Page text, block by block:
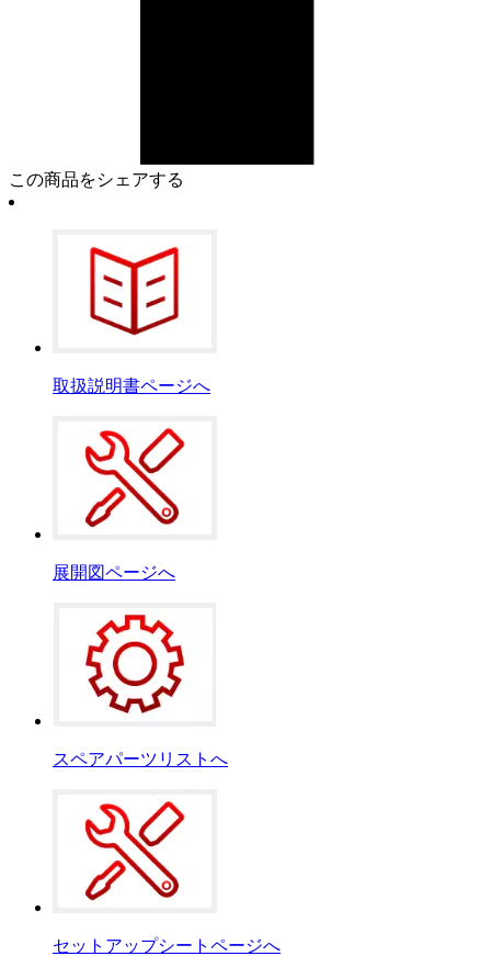
この商品をシェアする
取扱説明書ページへ
展開図ページへ
スペアパーツリストへ
セットアップシートページへ